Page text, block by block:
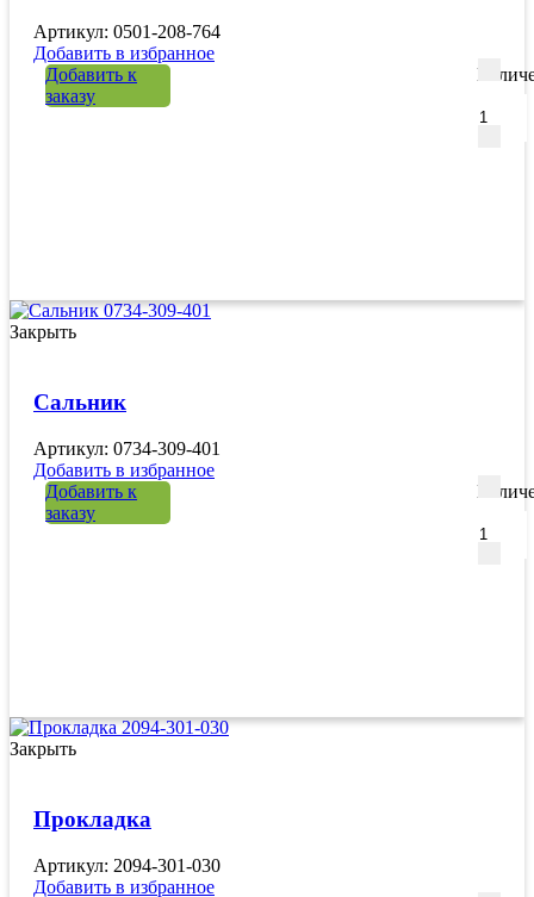
Артикул: 0501-208-764
Добавить в избранное
Добавить к
заказу
Закрыть
Сальник
Артикул: 0734-309-401
Добавить в избранное
Добавить к
заказу
Закрыть
Прокладка
Артикул: 2094-301-030
Добавить в избранное